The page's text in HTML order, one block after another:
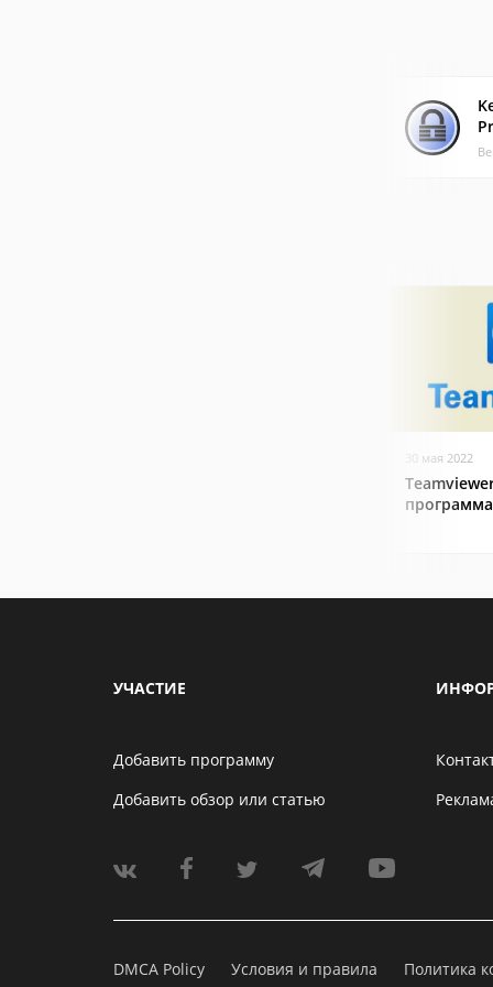
30 мая 2022
программа
УЧАСТИЕ
Добавить программу
Добавить обзор или статью
DMCA Policy Условия и правила Политика